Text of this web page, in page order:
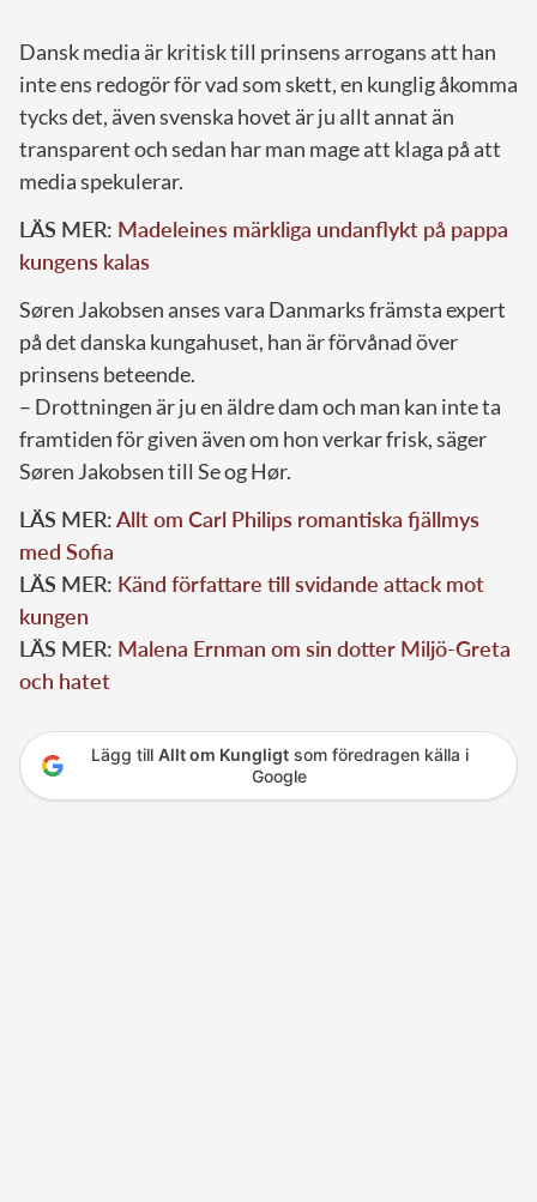
Dansk media är kritisk till prinsens arrogans att han
inte ens redogör för vad som skett, en kunglig åkomma
tycks det, även svenska hovet är ju allt annat än
transparent och sedan har man mage att klaga på att
media spekulerar.
LÄS MER: Madeleines märkliga undanflykt på pappa
kungens kalas
Søren Jakobsen anses vara Danmarks främsta expert
på det danska kungahuset, han är förvånad över
prinsens beteende.
– Drottningen är ju en äldre dam och man kan inte ta
framtiden för given även om hon verkar frisk, säger
Søren Jakobsen till Se og Hør.
LÄS MER:Allt om Carl Philips romantiska fjällmys
med Sofia
LÄS MER: Känd författare till svidande attack mot
kungen
LÄS MER: Malena Ernman om sin dotter Miljö-Greta
och hatet
Lägg till Allt om Kungligtsom föredragen källa i
Google